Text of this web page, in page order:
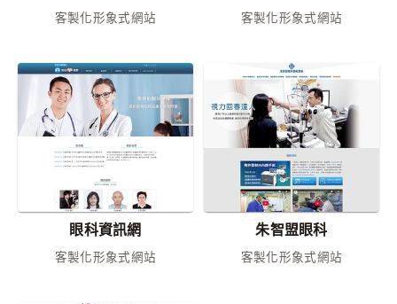
客製化形象式網站 客製化形象式網站
眼科資訊網
客製化形象式網站
朱智盟眼科
客製化形象式網站